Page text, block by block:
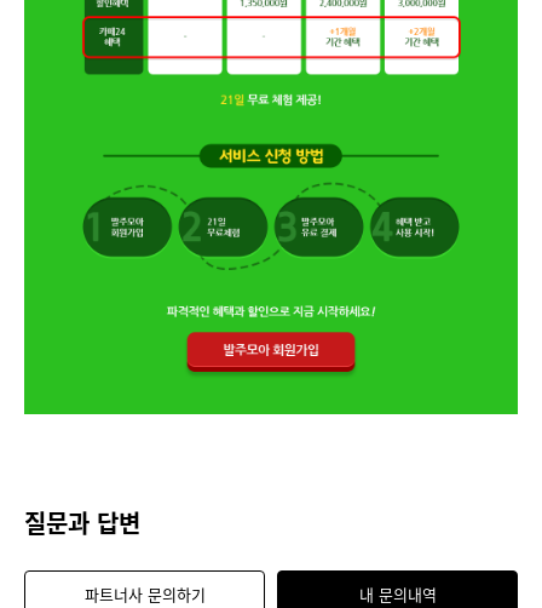
질문과 답변
파트너사 문의하기 내 문의내역